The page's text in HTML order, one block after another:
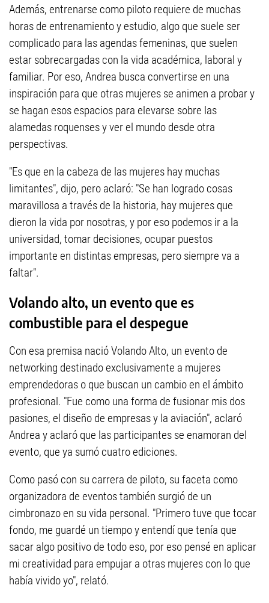
Además, entrenarse como piloto requiere de muchas
horas de entrenamiento y estudio, algo que suele ser
complicado para las agendas femeninas, que suelen
estar sobrecargadas con la vida académica, laboral y
familiar. Por eso, Andrea busca convertirse en una
inspiración para que otras mujeres se animen a probar y
se hagan esos espacios para elevarse sobre las
alamedas roquenses y ver el mundo desde otra
perspectivas.
"Es que en la cabeza de las mujeres hay muchas
limitantes", dijo, pero aclaró: "Se han logrado cosas
maravillosa a través de la historia, hay mujeres que
dieron la vida por nosotras, y por eso podemos ir a la
universidad, tomar decisiones, ocupar puestos
importante en distintas empresas, pero siempre va a
faltar".
Volando alto, un evento que es
combustible para el despegue
Con esa premisa nació Volando Alto, un evento de
networking destinado exclusivamente a mujeres
emprendedoras o que buscan un cambio en el ámbito
profesional. "Fue como una forma de fusionar mis dos
pasiones, el diseño de empresas y la aviación", aclaró
Andrea y aclaró que las participantes se enamoran del
evento, que ya sumó cuatro ediciones.
Como pasó con su carrera de piloto, su faceta como
organizadora de eventos también surgió de un
cimbronazo en su vida personal. "Primero tuve que tocar
fondo, me guardé un tiempo y entendí que tenía que
sacar algo positivo de todo eso, por eso pensé en aplicar
mi creatividad para empujar a otras mujeres con lo que
había vivido yo", relató.